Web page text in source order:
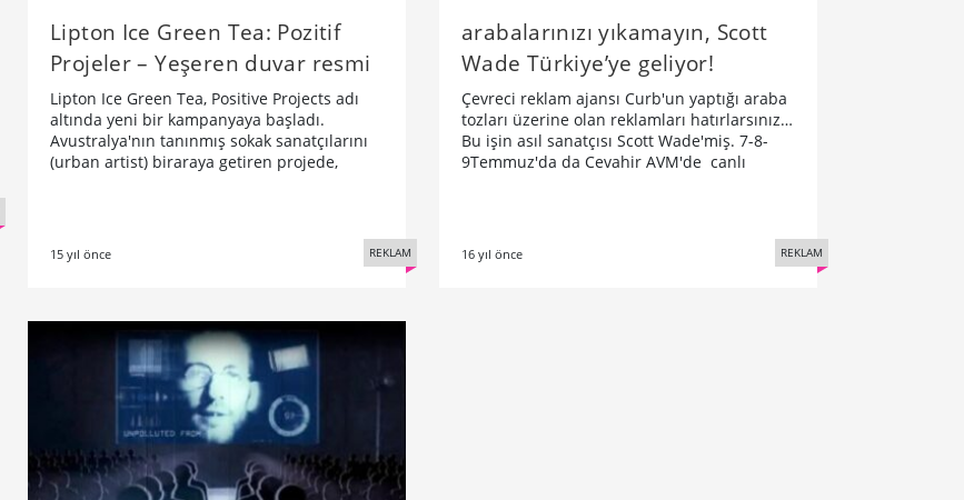
Lipton Ice Green Tea: Pozitif
Projeler – Yeşeren duvar resmi
Lipton Ice Green Tea, Positive Projects adı
altında yeni bir kampanyaya başladı.
Avustralya'nın tanınmış sokak sanatçılarını
(urban artist) biraraya getiren projede,
15 yıl önce REKLAM
arabalarınızı yıkamayın, Scott
Wade Türkiye’ye geliyor!
Çevreci reklam ajansı Curb'un yaptığı araba
tozları üzerine olan reklamları hatırlarsınız…
Bu işin asıl sanatçısı Scott Wade'miş. 7-8-
9Temmuz'da da Cevahir AVM'de canlı
16 yıl önce REKLAM